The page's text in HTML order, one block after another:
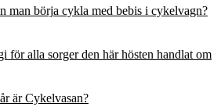
man börja cykla med bebis i cykelvagn?
för alla sorger den här hösten handlat om
är Cykelvasan?